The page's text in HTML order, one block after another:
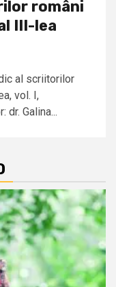
români
III-lea
al scriitorilor
vol. I,
dr. Galina...